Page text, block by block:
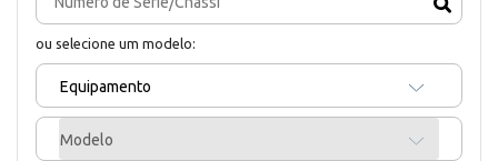
ou selecione um modelo:
Equipamento
Modelo